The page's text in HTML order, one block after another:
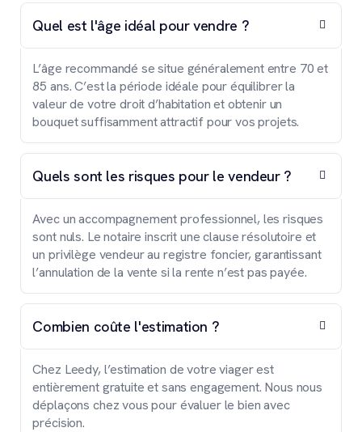
Quel est l'âge idéal pour vendre ?
L’âge recommandé se situe généralement entre 70 et
85 ans. C’est la période idéale pour équilibrer la
valeur de votre droit d’habitation et obtenir un
bouquet suffisamment attractif pour vos projets.
Quels sont les risques pour le vendeur ?
Avec un accompagnement professionnel, les risques
sont nuls. Le notaire inscrit une clause résolutoire et
un privilège vendeur au registre foncier, garantissant
l’annulation de la vente si la rente n’est pas payée.
Combien coûte l'estimation ?
Chez Leedy, l’estimation de votre viager est
entièrement gratuite et sans engagement. Nous nous
déplaçons chez vous pour évaluer le bien avec
précision.